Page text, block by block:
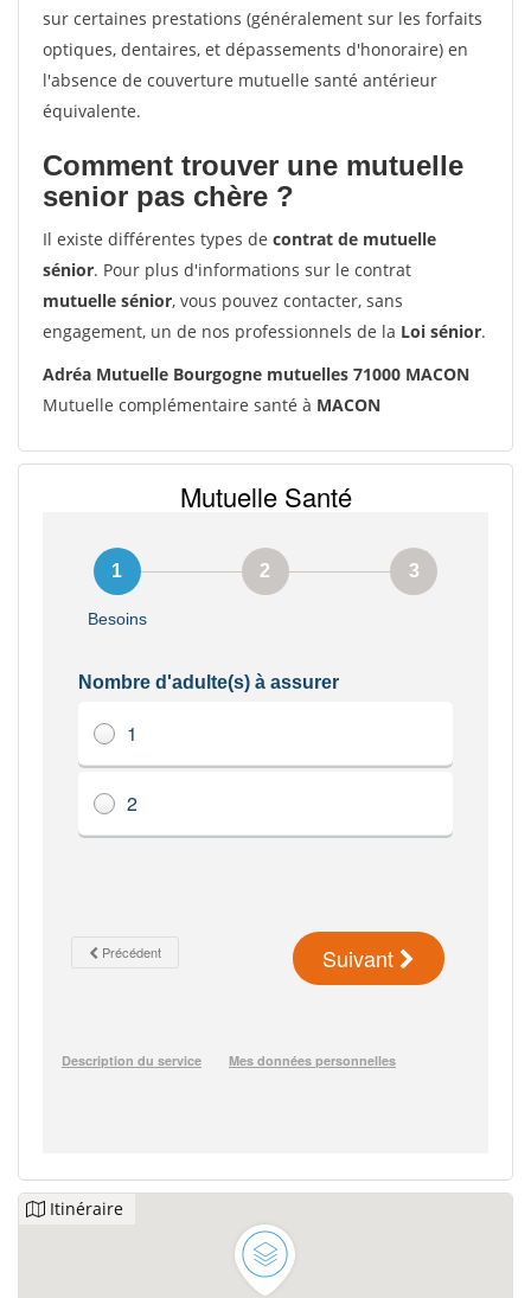
sur certaines prestations (généralement sur les forfaits
optiques, dentaires, et dépassements d'honoraire) en
l'absence de couverture mutuelle santé antérieur
équivalente.
Comment trouver une mutuelle
senior pas chère ?
Il existe différentes types de contrat de mutuelle
sénior. Pour plus d'informations sur le contrat
mutuelle sénior, vous pouvez contacter, sans
engagement, un de nos professionnels de la Loi sénior.
Adréa Mutuelle Bourgogne mutuelles 71000 MACON
Mutuelle complémentaire santé à MACON
Itinéraire